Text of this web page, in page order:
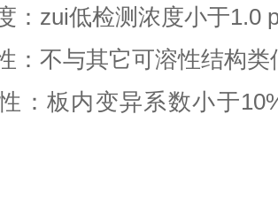
：zui低检测浓度小于1.0
：不与其它可溶性结构类
：板内变异系数小于10